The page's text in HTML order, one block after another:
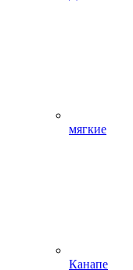
мягкие
Канапе